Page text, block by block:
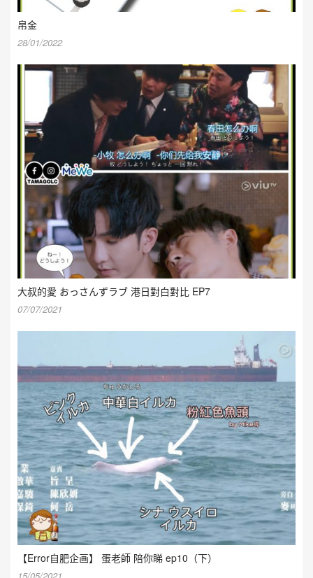
帛金
28/01/2022
大叔的愛 おっさんずラブ 港日對白對比 EP7
07/07/2021
【Error自肥企画】 蛋老師 陪你睇 ep10（下）